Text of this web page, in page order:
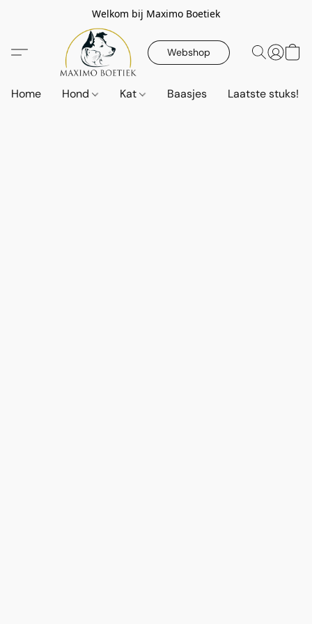
Welkom bij Maximo Boetiek
Webshop
Home Hond Kat Baasjes Laatste stuks!